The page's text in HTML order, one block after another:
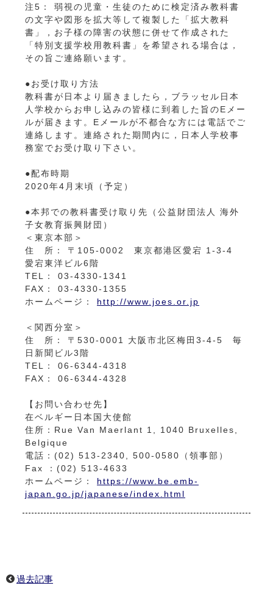
注5： 弱視の児童・生徒のために検定済み教科書
の文字や図形を拡大等して複製した「拡大教科
書」，お子様の障害の状態に併せて作成された
「特別支援学校用教科書」を希望される場合は，
その旨ご連絡願います。
●お受け取り方法
教科書が日本より届きましたら，ブラッセル日本
人学校からお申し込みの皆様に到着した旨のEメー
ルが届きます。Eメールが不都合な方には電話でご
連絡します。連絡された期間内に，日本人学校事
務室でお受け取り下さい。
●配布時期
2020年4月末頃（予定）
●本邦での教科書受け取り先（公益財団法人 海外
子女教育振興財団）
＜東京本部＞
住 所： 〒105-0002 東京都港区愛宕 1-3-4
愛宕東洋ビル6階
TEL： 03-4330-1341
FAX： 03-4330-1355
ホームページ： http://www.joes.or.jp
＜関西分室＞
住 所： 〒530-0001 大阪市北区梅田3-4-5 毎
日新聞ビル3階
TEL： 06-6344-4318
FAX： 06-6344-4328
【お問い合わせ先】
在ベルギー日本国大使館
住所：Rue Van Maerlant 1, 1040 Bruxelles,
Belgique
電話：(02) 513-2340, 500-0580（領事部）
Fax ：(02) 513-4633
ホームページ： https://www.be.emb-
japan.go.jp/japanese/index.html
過去記事